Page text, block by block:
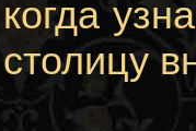
когда
столицу